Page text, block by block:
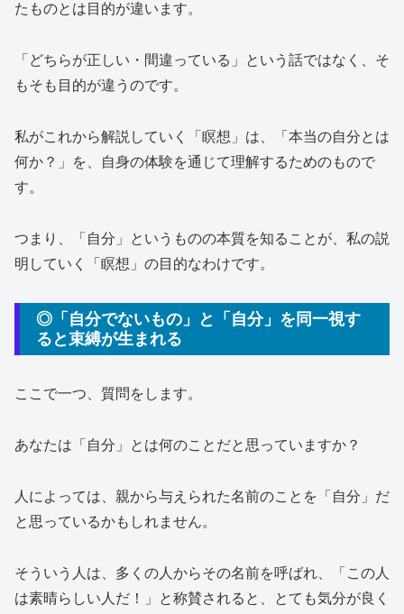
たものとは目的が違います。
「どちらが正しい・間違っている」という話ではなく、そ
もそも目的が違うのです。
私がこれから解説していく「瞑想」は、「本当の自分とは
何か？」を、自身の体験を通じて理解するためのもので
す。
つまり、「自分」というものの本質を知ることが、私の説
明していく「瞑想」の目的なわけです。
◎「自分でないもの」と「自分」を同一視す
ると束縛が生まれる
ここで一つ、質問をします。
あなたは「自分」とは何のことだと思っていますか？
人によっては、親から与えられた名前のことを「自分」だ
と思っているかもしれません。
そういう人は、多くの人からその名前を呼ばれ、「この人
は素晴らしい人だ！」と称賛されると、とても気分が良く